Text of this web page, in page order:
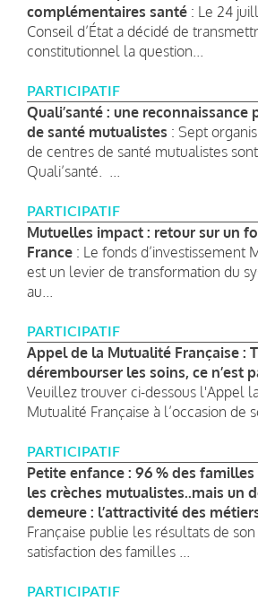
complémentaires santé : Le 24
Conseil d’État a décidé de
constitutionnel la question...
PARTICIPATIF
Quali’santé : une reconnaissance
de santé mutualistes : Sept
de centres de santé mutualistes
Quali’santé. ...
PARTICIPATIF
Mutuelles impact : retour sur un
France : Le fonds d’investissement
est un levier de transformation du
au...
PARTICIPATIF
Appel de la Mutualité Française :
dérembourser les soins, ce n’est
Veuillez trouver ci-dessous l'Appel
Mutualité Française à l’occasion de
PARTICIPATIF
Petite enfance : 96 % des
les crèches mutualistes..mais un
demeure : l’attractivité des
Française publie les résultats de
satisfaction des familles ...
PARTICIPATIF